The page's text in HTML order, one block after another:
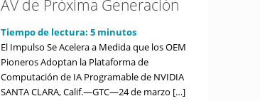
AV de Próxima Generación
Tiempo de lectura:5 minutos
El Impulso Se Acelera a Medida que los OEM
Pioneros Adoptan la Plataforma de
Computación de IA Programable de NVIDIA
SANTA CLARA, Calif.—GTC—24 de marzo […]